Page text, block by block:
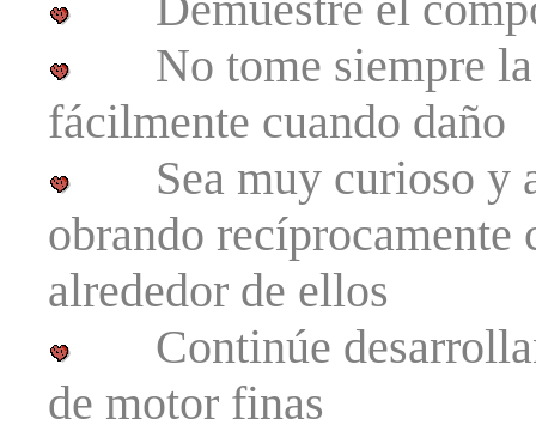
No tome siempre la
fácilmente cuando daño
Sea muy curioso y
obrando recíprocamente
alrededor de ellos
Continúe
de motor finas